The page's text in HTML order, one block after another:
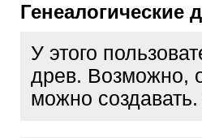
Генеалогические
У этого
древ. Возможно,
можно